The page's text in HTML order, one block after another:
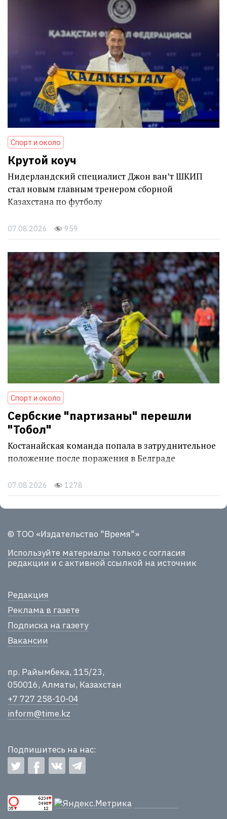
Спорт и около
Крутой коуч
Нидерландский специалист Джон ван’т ШКИП
стал новым главным тренером сборной
Казахстана по футболу
07.08.2026 959
Спорт и около
Сербские "партизаны" перешли
"Тобол"
Костанайская команда попала в затруднительное
положение после поражения в Белграде
07.08.2026 1278
© ТОО «Издательство "Время"»
Используйте материалы только с согласия
редакции и с активной ссылкой на источник
Редакция
Реклама в газете
Подписка на газету
Вакансии
пр. Райымбека, 115/23,
050016, Алматы, Казахстан
+7 727 258-10-04
inform@time.kz
Подпишитесь на нас: